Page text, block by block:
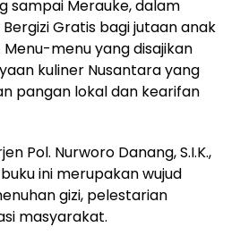
sampai Merauke, dalam
Gratis bagi jutaan anak
menu yang disajikan
kuliner Nusantara yang
pangan lokal dan kearifan
Pol. Nurworo Danang, S.I.K.,
ini merupakan wujud
gizi, pelestarian
masyarakat.